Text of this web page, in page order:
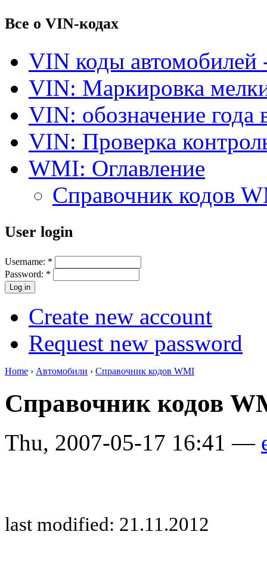
Все о VIN-кодах
VIN коды автомобилей
VIN: Маркировка
VIN: обозначение года
VIN: Проверка
WMI: Оглавление
Справочник кодов
User login
Username: *
Password: *
Create new account
Request new password
Home › Автомобили › Справочник кодов WMI
Справочник кодов
Thu, 2007-05-17 16:41 —
last modified: 21.11.2012